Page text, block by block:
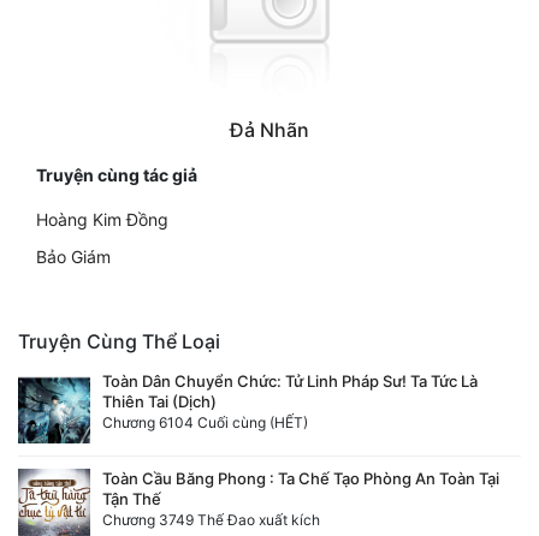
Đả Nhãn
Truyện cùng tác giả
Hoàng Kim Đồng
Bảo Giám
Truyện Cùng Thể Loại
Toàn Dân Chuyển Chức: Tử Linh Pháp Sư! Ta Tức Là
Thiên Tai (Dịch)
Chương 6104 Cuối cùng (HẾT)
Toàn Cầu Băng Phong : Ta Chế Tạo Phòng An Toàn Tại
Tận Thế
Chương 3749 Thế Đao xuất kích